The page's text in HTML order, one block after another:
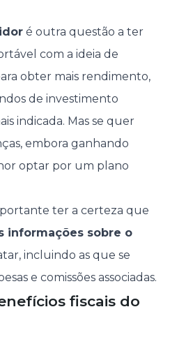
é outra questão a ter
com a ideia de
obter mais rendimento,
de investimento
indicada. Mas se quer
embora ganhando
optar por um plano
ter a certeza que
informações sobre o
incluindo as que se
e comissões associadas.
fiscais do